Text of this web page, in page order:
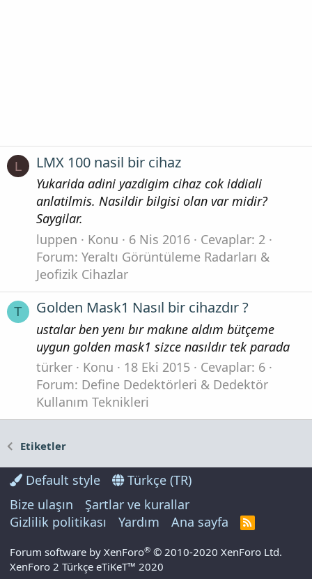
L LMX 100 nasil bir cihaz
Yukarida adini yazdigim cihaz cok iddiali
anlatilmis. Nasildir bilgisi olan var midir?
Saygilar.
luppen
Konu 6 Nis 2016
Cevaplar: 2
Forum: Yeraltı Görüntüleme Radarları &
Jeofizik Cihazlar
T Golden Mask1 Nasıl bir cihazdır ?
ustalar ben yenı bır makıne aldım bütçeme
uygun golden mask1 sizce nasıldır tek parada
türker
Konu 18 Eki 2015
Cevaplar: 6
Forum: Define Dedektörleri & Dedektör
Kullanım Teknikleri
Etiketler
Default style
Türkçe (TR)
Bize ulaşın
Şartlar ve kurallar
Gizlilik politikası
Yardım Ana sayfa
R
S
Forum software by XenForo® © 2010-2020 XenForo Ltd.
XenForo 2 Türkçe eTiKeT™ 2020